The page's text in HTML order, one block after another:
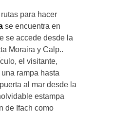
para hacer
se encuentra en
se accede desde la
Moraira y Calp..
el visitante,
rampa hasta
al mar desde la
estampa
de Ifach como